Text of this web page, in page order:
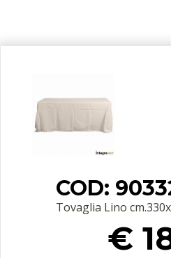
COD:
Tovaglia Lino
€